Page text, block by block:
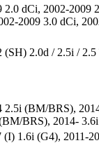
2.0 dCi, 2002-2009
2009 3.0 dCi,
(SH) 2.0d / 2.5i / 2.5
2.5i (BM/BRS),
BRS), 2014-
(I) 1.6i (G4), 2011-